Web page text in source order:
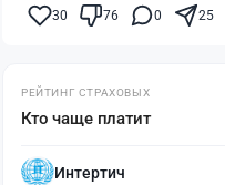
30 76 0 25
РЕЙТИНГ СТРАХОВЫХ
Кто чаще платит
Интертич